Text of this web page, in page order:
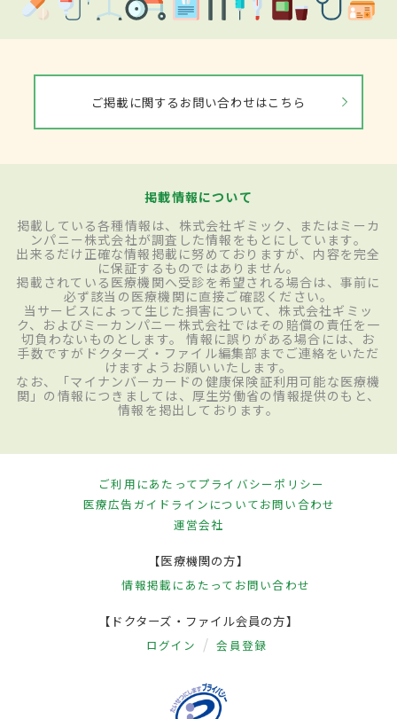
ご掲載に関するお問い合わせはこちら
掲載情報について
掲載している各種情報は、株式会社ギミック、またはミーカ
ンパニー株式会社が調査した情報をもとにしています。
出来るだけ正確な情報掲載に努めておりますが、内容を完全
に保証するものではありません。
掲載されている医療機関へ受診を希望される場合は、事前に
必ず該当の医療機関に直接ご確認ください。
当サービスによって生じた損害について、株式会社ギミッ
ク、およびミーカンパニー株式会社ではその賠償の責任を一
切負わないものとします。 情報に誤りがある場合には、お
手数ですがドクターズ・ファイル編集部までご連絡をいただ
けますようお願いいたします。
なお、「マイナンバーカードの健康保険証利用可能な医療機
関」の情報につきましては、厚生労働省の情報提供のもと、
情報を掲出しております。
ご利用にあたってプライバシーポリシー
医療広告ガイドラインについてお問い合わせ
運営会社
【医療機関の方】
情報掲載にあたって お問い合わせ
【ドクターズ・ファイル会員の方】
ログイン 会員登録